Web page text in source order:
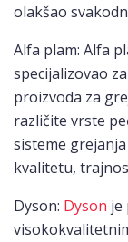
olakšao
Alfa plam: Alfa
specijalizovao
proizvoda za
različite vrste
sisteme
kvalitetu,
Dyson: Dyson je